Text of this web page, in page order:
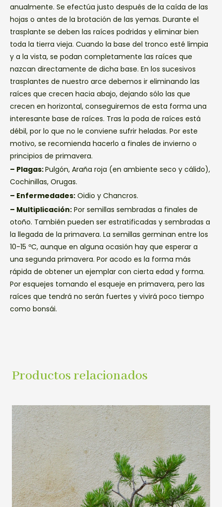
anualmente. Se efectúa justo después de la caída de las
hojas o antes de la brotación de las yemas. Durante el
trasplante se deben las raíces podridas y eliminar bien
toda la tierra vieja. Cuando la base del tronco esté limpia
y a la vista, se podan completamente las raíces que
nazcan directamente de dicha base. En los sucesivos
trasplantes de nuestro arce debemos ir eliminando las
raíces que crecen hacia abajo, dejando sólo las que
crecen en horizontal, conseguiremos de esta forma una
interesante base de raíces. Tras la poda de raíces está
débil, por lo que no le conviene sufrir heladas. Por este
motivo, se recomienda hacerlo a finales de invierno o
principios de primavera.
– Plagas:Pulgón, Araña roja (en ambiente seco y cálido),
Cochinillas, Orugas.
– Enfermedades: Oidio y Chancros.
– Multiplicación: Por semillas sembradas a finales de
otoño. También pueden ser estratificadas y sembradas a
la llegada de la primavera. La semillas germinan entre los
10-15 ºC, aunque en alguna ocasión hay que esperar a
una segunda primavera. Por acodo es la forma más
rápida de obtener un ejemplar con cierta edad y forma.
Por esquejes tomando el esqueje en primavera, pero las
raíces que tendrá no serán fuertes y vivirá poco tiempo
como bonsái.
Productos relacionados